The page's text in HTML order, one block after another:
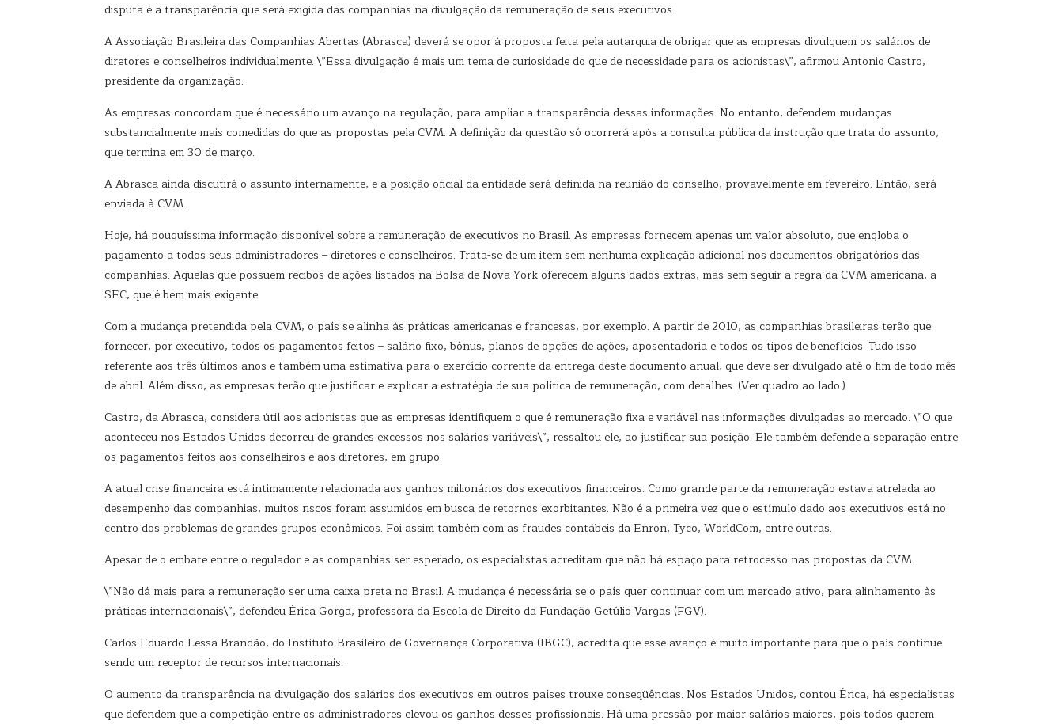
disputa é a transparência que será exigida das companhias na divulgação da remuneração de seus executivos.
A Associação Brasileira das Companhias Abertas (Abrasca) deverá se opor à proposta feita pela autarquia de obrigar que as empresas divulguem os salários de
diretores e conselheiros individualmente. \”Essa divulgação é mais um tema de curiosidade do que de necessidade para os acionistas\”, afirmou Antonio Castro,
presidente da organização.
As empresas concordam que é necessário um avanço na regulação, para ampliar a transparência dessas informações. No entanto, defendem mudanças
substancialmente mais comedidas do que as propostas pela CVM. A definição da questão só ocorrerá após a consulta pública da instrução que trata do assunto,
que termina em 30 de março.
A Abrasca ainda discutirá o assunto internamente, e a posição oficial da entidade será definida na reunião do conselho, provavelmente em fevereiro. Então, será
enviada à CVM.
Hoje, há pouquíssima informação disponível sobre a remuneração de executivos no Brasil. As empresas fornecem apenas um valor absoluto, que engloba o
pagamento a todos seus administradores – diretores e conselheiros. Trata-se de um item sem nenhuma explicação adicional nos documentos obrigatórios das
companhias. Aquelas que possuem recibos de ações listados na Bolsa de Nova York oferecem alguns dados extras, mas sem seguir a regra da CVM americana, a
SEC, que é bem mais exigente.
Com a mudança pretendida pela CVM, o país se alinha às práticas americanas e francesas, por exemplo. A partir de 2010, as companhias brasileiras terão que
fornecer, por executivo, todos os pagamentos feitos – salário fixo, bônus, planos de opções de ações, aposentadoria e todos os tipos de benefícios. Tudo isso
referente aos três últimos anos e também uma estimativa para o exercício corrente da entrega deste documento anual, que deve ser divulgado até o fim de todo mês
de abril. Além disso, as empresas terão que justificar e explicar a estratégia de sua política de remuneração, com detalhes. (Ver quadro ao lado.)
Castro, da Abrasca, considera útil aos acionistas que as empresas identifiquem o que é remuneração fixa e variável nas informações divulgadas ao mercado. \”O que
aconteceu nos Estados Unidos decorreu de grandes excessos nos salários variáveis\”, ressaltou ele, ao justificar sua posição. Ele também defende a separação entre
os pagamentos feitos aos conselheiros e aos diretores, em grupo.
A atual crise financeira está intimamente relacionada aos ganhos milionários dos executivos financeiros. Como grande parte da remuneração estava atrelada ao
desempenho das companhias, muitos riscos foram assumidos em busca de retornos exorbitantes. Não é a primeira vez que o estímulo dado aos executivos está no
centro dos problemas de grandes grupos econômicos. Foi assim também com as fraudes contábeis da Enron, Tyco, WorldCom, entre outras.
Apesar de o embate entre o regulador e as companhias ser esperado, os especialistas acreditam que não há espaço para retrocesso nas propostas da CVM.
\”Não dá mais para a remuneração ser uma caixa preta no Brasil. A mudança é necessária se o país quer continuar com um mercado ativo, para alinhamento às
práticas internacionais\”, defendeu Érica Gorga, professora da Escola de Direito da Fundação Getúlio Vargas (FGV).
Carlos Eduardo Lessa Brandão, do Instituto Brasileiro de Governança Corporativa (IBGC), acredita que esse avanço é muito importante para que o país continue
sendo um receptor de recursos internacionais.
O aumento da transparência na divulgação dos salários dos executivos em outros países trouxe conseqüências. Nos Estados Unidos, contou Érica, há especialistas
que defendem que a competição entre os administradores elevou os ganhos desses profissionais. Há uma pressão por maior salários maiores, pois todos querem